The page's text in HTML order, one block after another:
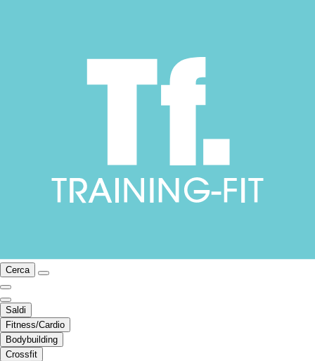
Cerca
Saldi
Fitness/Cardio
Bodybuilding
Crossfit